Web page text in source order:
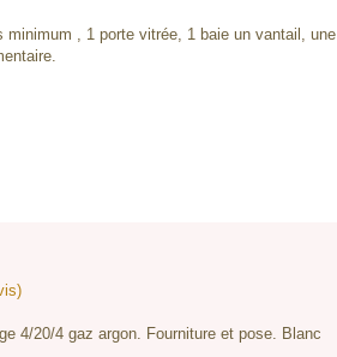
, 1 porte vitrée, 1 baie un vantail, une
4/20/4 gaz argon. Fourniture et pose. Blanc